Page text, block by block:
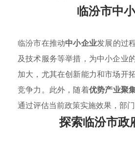
临汾市中
临汾市在推动中小企业发展的过
及技术服务等举措，为中小企业
加大，尤其在创新能力和市场开
竞争力。此外，随着优势产业聚
通过评估当前政策实施效果，部
探索临汾市政